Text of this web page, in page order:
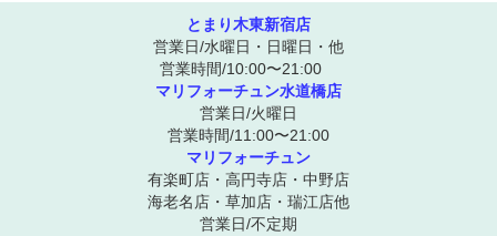
とまり木東新宿店
営業日/水曜日・日曜日・他
営業時間/10:00〜21:00
マリフォーチュン水道橋店
営業日/火曜日
営業時間/11:00〜21:00
マリフォーチュン
有楽町店・高円寺店・中野店
海老名店・草加店・瑞江店他
営業日/不定期